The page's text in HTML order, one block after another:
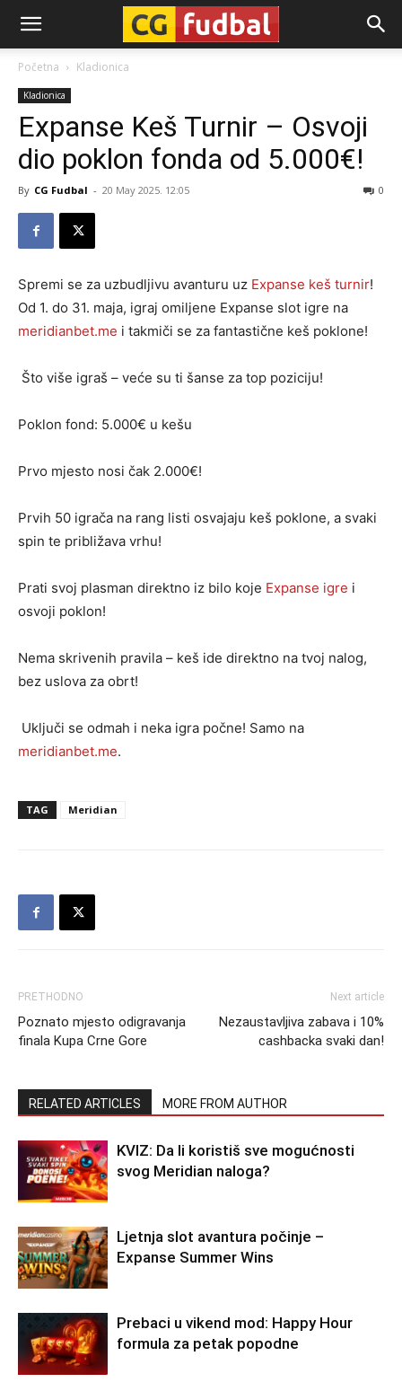
CG-
Fudbal
Početna Kladionica
Kladionica
Expanse Keš Turnir – Osvoji
dio poklon fonda od 5.000€!
By CG Fudbal - 20 May 2025. 12:05 0
Spremi se za uzbudljivu avanturu uz Expanse keš turnir!
Od 1. do 31. maja, igraj omiljene Expanse slot igre na
meridianbet.me i takmiči se za fantastične keš poklone!
Što više igraš – veće su ti šanse za top poziciju!
Poklon fond: 5.000€ u kešu
Prvo mjesto nosi čak 2.000€!
Prvih 50 igrača na rang listi osvajaju keš poklone, a svaki
spin te približava vrhu!
Prati svoj plasman direktno iz bilo koje Expanse igre i
osvoji poklon!
Nema skrivenih pravila – keš ide direktno na tvoj nalog,
bez uslova za obrt!
Uključi se odmah i neka igra počne! Samo na
meridianbet.me.
TAG Meridian
PRETHODNO
Poznato mjesto odigravanja
finala Kupa Crne Gore
Next article
Nezaustavljiva zabava i 10%
cashbacka svaki dan!
RELATED ARTICLES MORE FROM AUTHOR
KVIZ: Da li koristiš sve mogućnosti
svog Meridian naloga?
Ljetnja slot avantura počinje –
Expanse Summer Wins
Prebaci u vikend mod: Happy Hour
formula za petak popodne